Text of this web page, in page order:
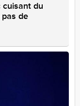
cuisant du
de